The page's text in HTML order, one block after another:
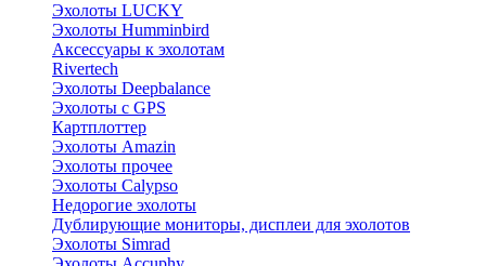
Эхолоты LUCKY
Эхолоты Humminbird
Аксессуары к эхолотам
Rivertech
Эхолоты Deepbalance
Эхолоты с GPS
Картплоттер
Эхолоты Amazin
Эхолоты прочее
Эхолоты Calypso
Недорогие эхолоты
Дублирующие мониторы, дисплеи для эхолотов
Эхолоты Simrad